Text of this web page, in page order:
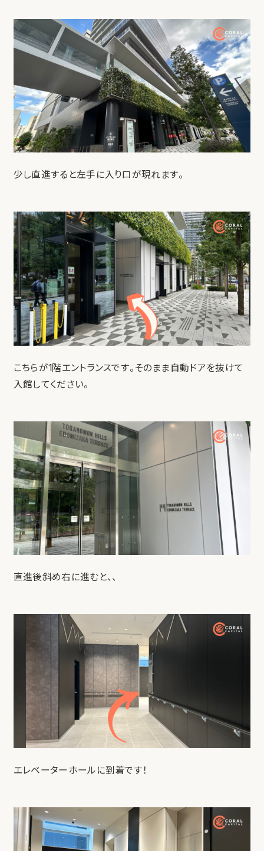
少し直進すると左手に入り口が現れます。
こちらが1階エントランスです。そのまま自動ドアを抜けて
入館してください。
直進後斜め右に進むと、、
エレベーターホールに到着です！